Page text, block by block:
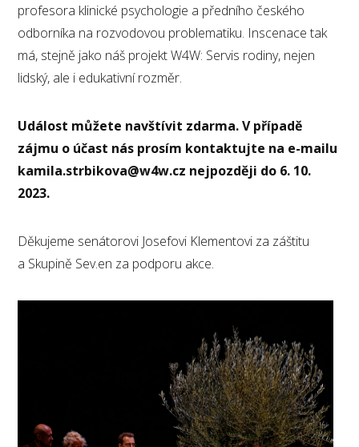
profesora klinické psychologie a předního českého
odborníka na rozvodovou problematiku. Inscenace tak
má, stejně jako náš projekt W4W: Servis rodiny, nejen
lidský, ale i edukativní rozměr.
Událost můžete navštívit zdarma. V případě
zájmu o účast nás prosím kontaktujte na e-mailu
kamila.strbikova@w4w.cz nejpozději do 6. 10.
2023.
Děkujeme senátorovi Josefovi Klementovi za záštitu
a Skupině Sev.en za podporu akce.